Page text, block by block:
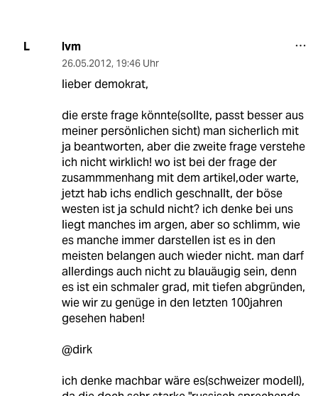
L lvm
26.05.2012, 19:46 Uhr
lieber demokrat,
die erste frage könnte(sollte, passt besser aus
meiner persönlichen sicht) man sicherlich mit
ja beantworten, aber die zweite frage verstehe
ich nicht wirklich! wo ist bei der frage der
zusammmenhang mit dem artikel,oder warte,
jetzt hab ichs endlich geschnallt, der böse
westen ist ja schuld nicht? ich denke bei uns
liegt manches im argen, aber so schlimm, wie
es manche immer darstellen ist es in den
meisten belangen auch wieder nicht. man darf
allerdings auch nicht zu blauäugig sein, denn
es ist ein schmaler grad, mit tiefen abgründen,
wie wir zu genüge in den letzten 100jahren
gesehen haben!
@dirk
ich denke machbar wäre es(schweizer modell),